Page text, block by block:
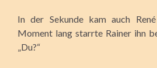
In der Sekunde kam auch
Moment lang starrte Rainer ihn
„Du?“